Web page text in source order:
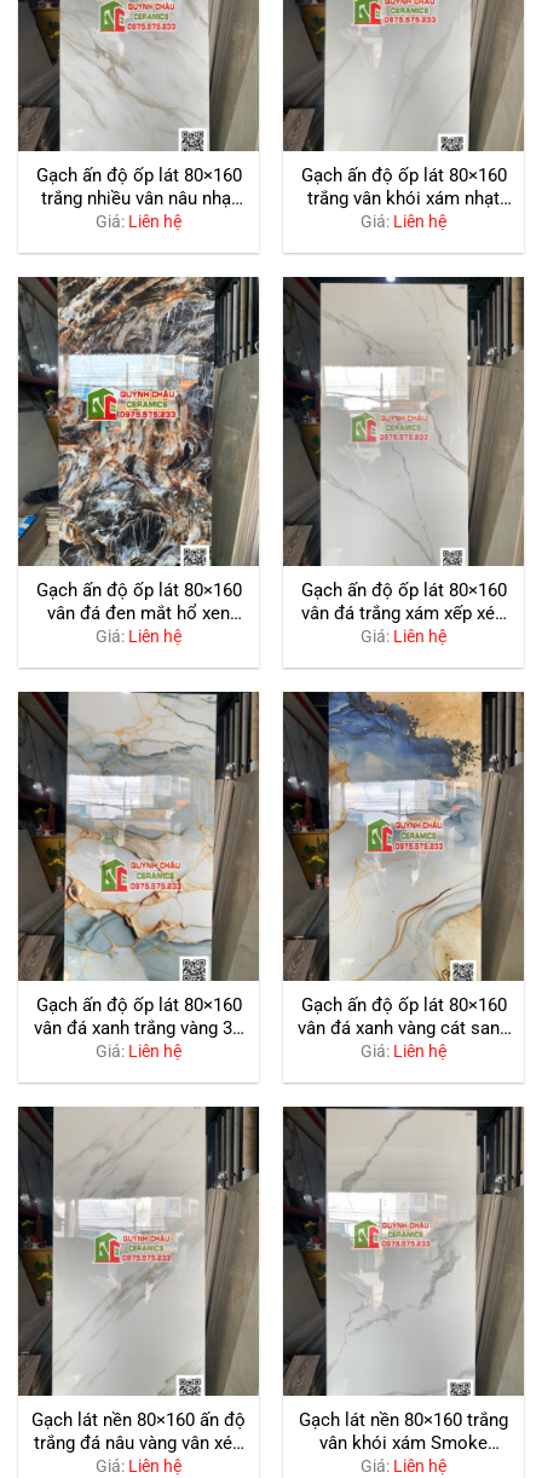
Gạch ấn độ ốp lát 80×160
trắng nhiều vân nâu nhạt
bóng kiếng
Giá: Liên hệ
Gạch ấn độ ốp lát 80×160
trắng vân khói xám nhạt
nhẹ bóng kiếng
Giá: Liên hệ
Gạch ấn độ ốp lát 80×160
vân đá đen mắt hổ xen
vàng siêu bóng
Giá: Liên hệ
Gạch ấn độ ốp lát 80×160
vân đá trắng xám xếp xéo
bóng kiếng
Giá: Liên hệ
Gạch ấn độ ốp lát 80×160
vân đá xanh trắng vàng 3D
sang trọng
Giá: Liên hệ
Gạch ấn độ ốp lát 80×160
vân đá xanh vàng cát sang
trọng siêu bóng
Giá: Liên hệ
Gạch lát nền 80×160 ấn độ
trắng đá nâu vàng vân xéo
bóng kiếng
Giá: Liên hệ
Gạch lát nền 80×160 trắng
vân khói xám Smoke
statuario bóng kiếng ấn độ
Giá: Liên hệ